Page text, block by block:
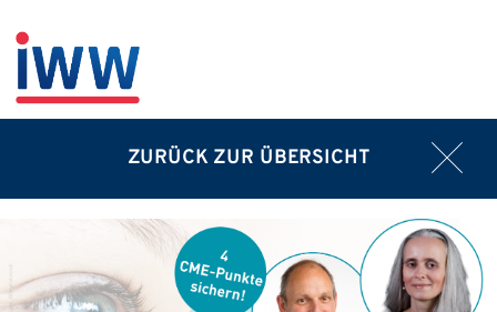
ZURÜCK ZUR ÜBERSICHT